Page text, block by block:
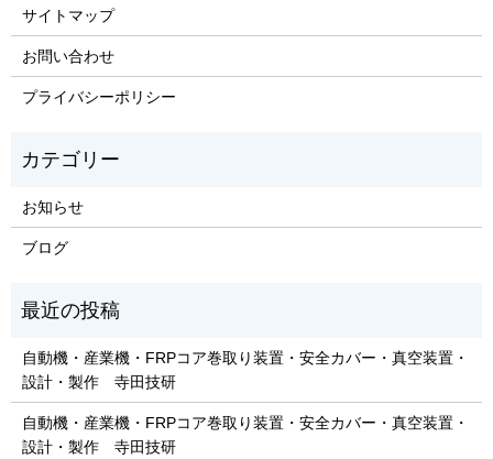
サイトマップ
お問い合わせ
プライバシーポリシー
お知らせ
ブログ
自動機・産業機・FRPコア巻取り装置・安全カバー・真空装置・
設計・製作 寺田技研
自動機・産業機・FRPコア巻取り装置・安全カバー・真空装置・
設計・製作 寺田技研